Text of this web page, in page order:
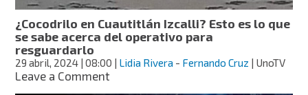
¿Cocodrilo en Cuautitlán Izcalli? Esto es lo que
se sabe acerca del operativo para
resguardarlo
29 abril, 2024 | 08:00 Lidia Rivera - Fernando Cruz | UnoTV
Leave a Commenton